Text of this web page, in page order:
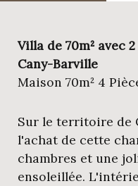
Villa de 70m² avec
Cany-Barville
Maison 70m² 4
Sur le territoire de
l'achat de cette
chambres et une
ensoleillée.